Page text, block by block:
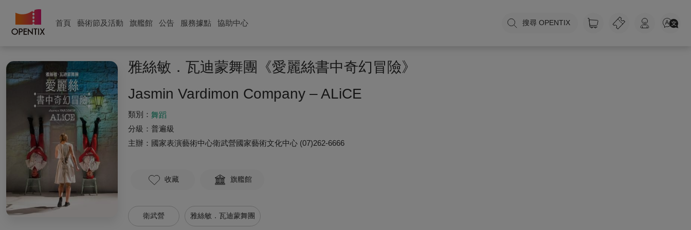
首頁 藝術節及活動 旗艦館 公告 服務據點 協助中心 搜尋 OPENTIX
雅絲敏．瓦迪蒙舞團《愛麗絲書中奇幻冒險》
Jasmin Vardimon Company – ALiCE
類別： 舞蹈
分級： 普遍級
主辦： 國家表演藝術中心衛武營國家藝術文化中心 (07)262-6666
收藏 旗艦館
衛武營 雅絲敏．瓦迪蒙舞團